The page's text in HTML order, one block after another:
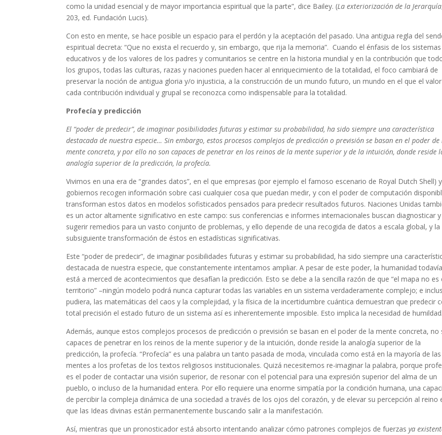
como la unidad esencial y de mayor importancia espiritual que la parte”, dice Bailey. (La exteriorización de la Jerarquía
203, ed. Fundación Lucis).
Con esto en mente, se hace posible un espacio para el perdón y la aceptación del pasado. Una antigua regla del
espiritual decreta: “Que no exista el recuerdo y, sin embargo, que rija la memoria”. Cuando el énfasis de los sistemas
educativos y de los valores de los padres y comunitarios se centre en la historia mundial y en la contribución que
los grupos, todas las culturas, razas y naciones pueden hacer al enriquecimiento de la totalidad, el foco cambiará de
preservar la noción de antigua gloria y/o injusticia, a la construcción de un mundo futuro, un mundo en el que el
cada contribución individual y grupal se reconozca como indispensable para la totalidad.
Profecía y predicción
El “poder de predecir”, de imaginar posibilidades futuras y estimar su probabilidad, ha sido siempre una característica
destacada de nuestra especie… Sin embargo, estos procesos complejos de predicción o previsión se basan en el poder de
mente concreta, y por ello no son capaces de penetrar en los reinos de la mente superior y de la intuición, donde reside
analogía superior de la predicción, la profecía.
Vivimos en una era de “grandes datos”, en el que empresas (por ejemplo el famoso escenario de Royal Dutch Shell) y
gobiernos recogen información sobre casi cualquier cosa que puedan medir, y con el poder de computación
transforman estos datos en modelos sofisticados pensados para predecir resultados futuros. Naciones Unidas
es un actor altamente significativo en este campo: sus conferencias e informes internacionales buscan diagnosticar y
sugerir remedios para un vasto conjunto de problemas, y ello depende de una recogida de datos a escala global, y la
subsiguiente transformación de éstos en estadísticas significativas.
Este “poder de predecir”, de imaginar posibilidades futuras y estimar su probabilidad, ha sido siempre una
destacada de nuestra especie, que constantemente intentamos ampliar. A pesar de este poder, la humanidad todavía
está a merced de acontecimientos que desafían la predicción. Esto se debe a la sencilla razón de que “el mapa no es
territorio” –ningún modelo podrá nunca capturar todas las variables en un sistema verdaderamente complejo; e
pudiera, las matemáticas del caos y la complejidad, y la física de la incertidumbre cuántica demuestran que predecir
total precisión el estado futuro de un sistema así es inherentemente imposible. Esto implica la necesidad de humildad.
Además, aunque estos complejos procesos de predicción o previsión se basan en el poder de la mente concreta, no
capaces de penetrar en los reinos de la mente superior y de la intuición, donde reside la analogía superior de la
predicción, la profecía. “Profecía” es una palabra un tanto pasada de moda, vinculada como está en la mayoría de las
mentes a los profetas de los textos religiosos institucionales. Quizá necesitemos re-imaginar la palabra, porque
es el poder de contactar una visión superior, de resonar con el potencial para una expresión superior del alma de un
pueblo, o incluso de la humanidad entera. Por ello requiere una enorme simpatía por la condición humana, una
de percibir la compleja dinámica de una sociedad a través de los ojos del corazón, y de elevar su percepción al reino
que las Ideas divinas están permanentemente buscando salir a la manifestación.
Así, mientras que un pronosticador está absorto intentando analizar cómo patrones complejos de fuerzasya